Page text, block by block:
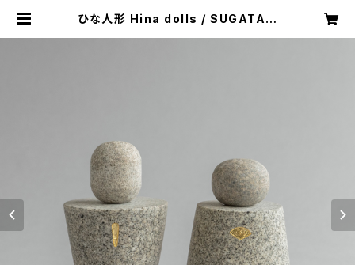
ひな人形 Hina dolls / SUGATAM